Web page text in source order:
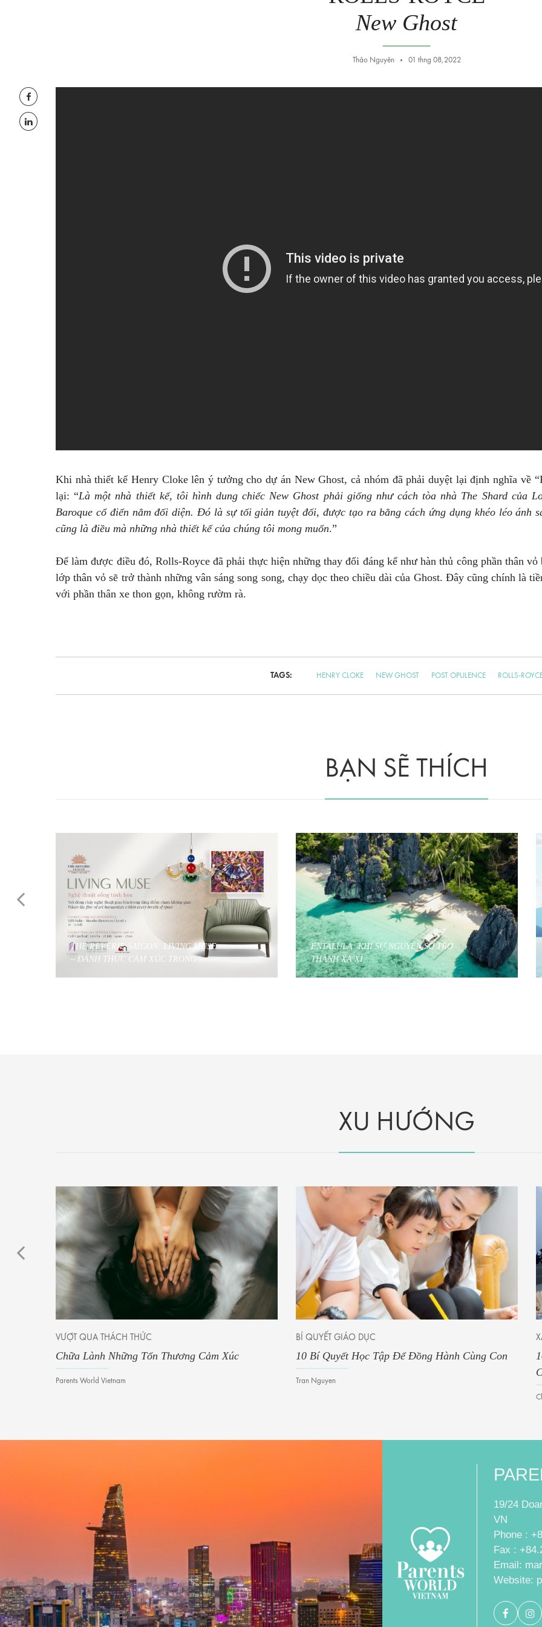
New Ghost
Thảo Nguyên 01 thng 08,2022
Khi nhà thiết kế Henry Cloke lên ý tưởng cho dự án New Ghost, cả nhóm đã phải duyệt lại định nghĩa về
lại: “Là một nhà thiết kế, tôi hình dung chiếc New Ghost phải giống như cách tòa nhà The Shard của
Baroque cổ điển nằm đối diện. Đó là sự tối giản tuyệt đối, được tạo ra bằng cách ứng dụng khéo léo ánh
cũng là điều mà những nhà thiết kế của chúng tôi mong muốn.”
Để làm được điều đó, Rolls-Royce đã phải thực hiện những thay đổi đáng kể như hàn thủ công phần thân
lớp thân vỏ sẽ trở thành những vân sáng song song, chạy dọc theo chiều dài của Ghost. Đây cũng chính là
với phần thân xe thon gọn, không rườm rà.
TAGS: HENRY CLOKE NEW GHOST POST OPULENCE ROLLS-
BẠN SẼ THÍCH
THE REVERIE SAIGON: LIVING MUSE
– ĐÁNH THỨC CẢM XÚC TRONG
ENTALULA: KHI SỰ NGUYÊN SƠ TRỞ
THÀNH XA XỈ
XU HƯỚNG
VƯỢT QUA THÁCH THỨC
Chữa Lành Những Tổn Thương Cảm Xúc
Parents World Vietnam
BÍ QUYẾT GIÁO DỤC
10 Bí Quyết Học Tập Để Đồng Hành Cùng Con
Tran Nguyen
19/24
VN
Phone :
Fax :
Email:
Website: